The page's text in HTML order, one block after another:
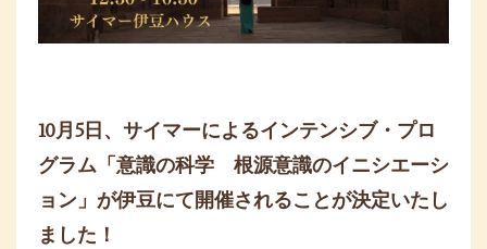
10月5日、サイマーによるインテンシブ・プロ
グラム「 意識の科学 根源意識のイニシエーシ
ョン」 が伊豆にて開催されることが決定いたし
ました！